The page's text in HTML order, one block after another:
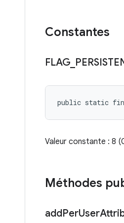
Constantes
FLAG
public static final
Valeur constante : 8
Méthodes
addPerUser